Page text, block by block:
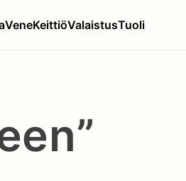
VeneKeittiöValaistusTuoli